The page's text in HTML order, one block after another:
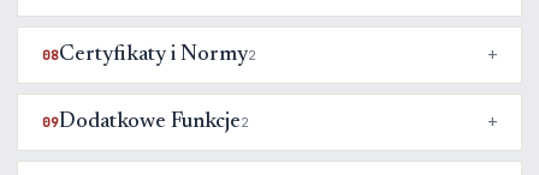
08Certyfikaty i Normy2
09Dodatkowe Funkcje2